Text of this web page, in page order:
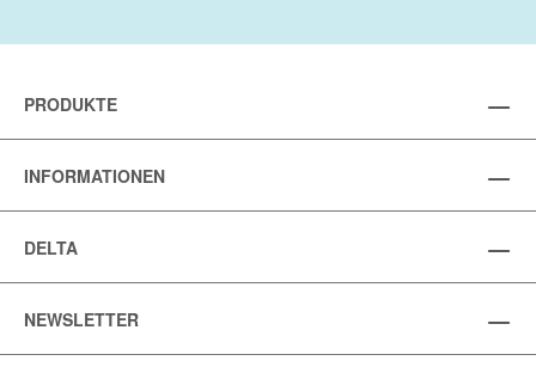
PRODUKTE
INFORMATIONEN
DELTA
NEWSLETTER